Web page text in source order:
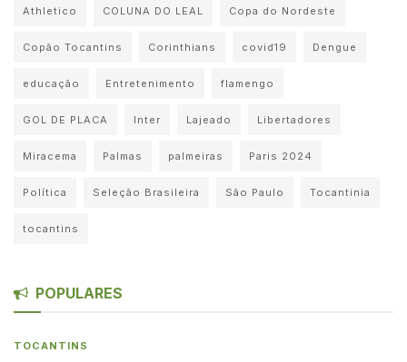
Athletico COLUNA DO LEAL Copa do Nordeste
Copão Tocantins Corinthians covid19 Dengue
educação Entretenimento flamengo
GOL DE PLACA Inter Lajeado Libertadores
Miracema Palmas palmeiras Paris 2024
Política Seleção Brasileira São Paulo Tocantinia
tocantins
POPULARES
TOCANTINS